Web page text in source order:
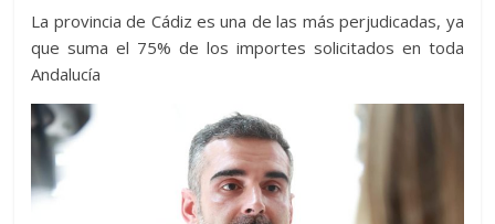
La provincia de Cádiz es una de las más perjudicadas, ya
que suma el 75% de los importes solicitados en toda
Andalucía